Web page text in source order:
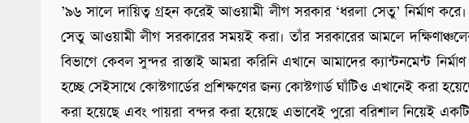
’৯৬ সালে দায়িত্ব গ্রহন করেই আওয়ামী লীগ সরকার ‘ধরলা সেতু’ নির্মাণ
সেতু আওয়ামী লীগ সরকারের সময়ই করা। তাঁর সরকারের আমলে
বিভাগে কেবল সুন্দর রাস্তাই আমরা করিনি এখানে আমাদের ক্যান্টনমেন্ট
হচ্ছে সেইসাথে কোস্টগার্ডের প্রশিক্ষণের জন্য কোস্টগার্ড ঘাঁটিও এখানেই করা
করা হয়েছে এবং পায়রা বন্দর করা হয়েছে এভাবেই পুরো বরিশাল নিয়েই